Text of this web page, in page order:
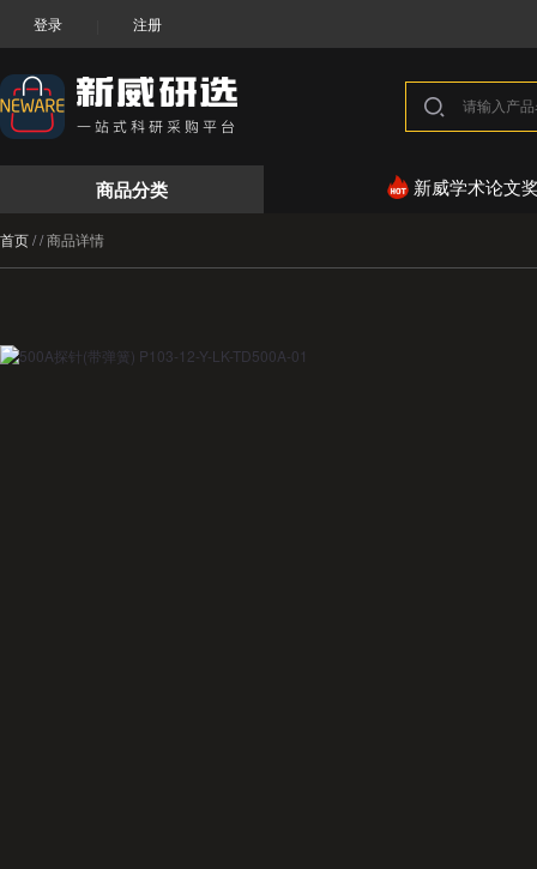
登录 注册
商品分类 新威学术论文
首页//商品详情